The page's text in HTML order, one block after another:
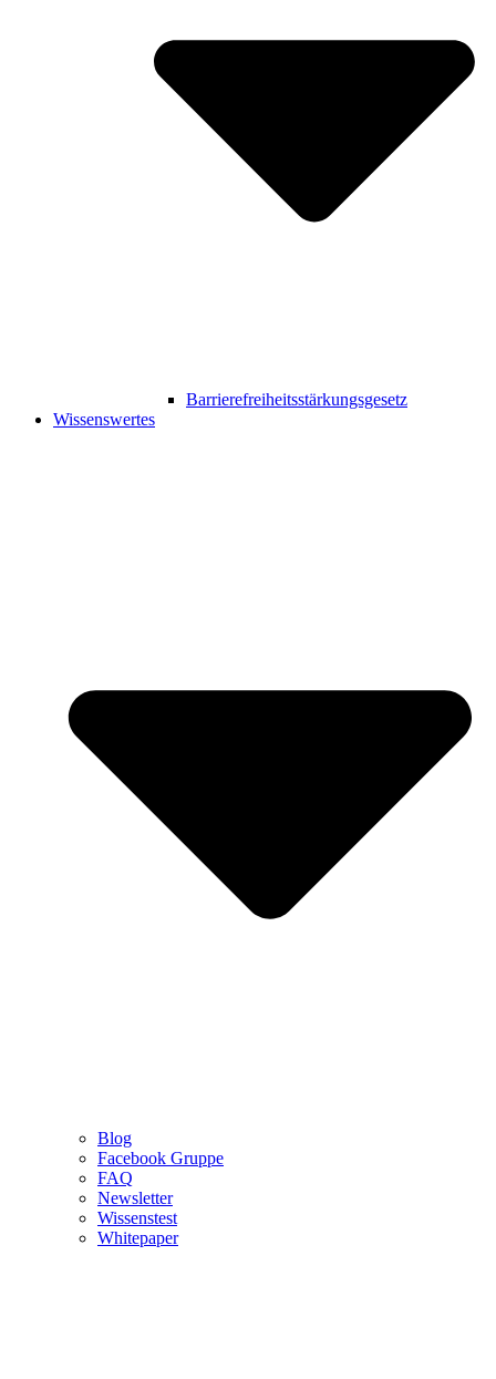
Barrierefreiheitsstärkungsgesetz
Wissenswertes
Blog
Facebook Gruppe
FAQ
Newsletter
Wissenstest
Whitepaper